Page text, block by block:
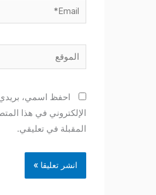
احفظ اسمي، بريدي
الإلكتروني في هذا المتصفح
المقبلة في تعليقي.